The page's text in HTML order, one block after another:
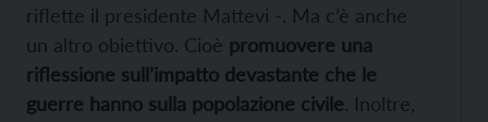
riflette il presidente Mattevi -. Ma c’è anche
un altro obiettivo. Cioè promuovere una
riflessione sull’impatto devastante che le
guerre hanno sulla popolazione civile. Inoltre,